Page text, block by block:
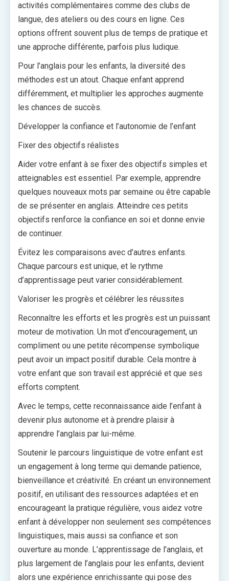
activités complémentaires comme des clubs de
langue, des ateliers ou des cours en ligne. Ces
options offrent souvent plus de temps de pratique et
une approche différente, parfois plus ludique.
Pour l’anglais pour les enfants, la diversité des
méthodes est un atout. Chaque enfant apprend
différemment, et multiplier les approches augmente
les chances de succès.
Développer la confiance et l’autonomie de l’enfant
Fixer des objectifs réalistes
Aider votre enfant à se fixer des objectifs simples et
atteignables est essentiel. Par exemple, apprendre
quelques nouveaux mots par semaine ou être capable
de se présenter en anglais. Atteindre ces petits
objectifs renforce la confiance en soi et donne envie
de continuer.
Évitez les comparaisons avec d’autres enfants.
Chaque parcours est unique, et le rythme
d’apprentissage peut varier considérablement.
Valoriser les progrès et célébrer les réussites
Reconnaître les efforts et les progrès est un puissant
moteur de motivation. Un mot d’encouragement, un
compliment ou une petite récompense symbolique
peut avoir un impact positif durable. Cela montre à
votre enfant que son travail est apprécié et que ses
efforts comptent.
Avec le temps, cette reconnaissance aide l’enfant à
devenir plus autonome et à prendre plaisir à
apprendre l’anglais par lui-même.
Soutenir le parcours linguistique de votre enfant est
un engagement à long terme qui demande patience,
bienveillance et créativité. En créant un environnement
positif, en utilisant des ressources adaptées et en
encourageant la pratique régulière, vous aidez votre
enfant à développer non seulement ses compétences
linguistiques, mais aussi sa confiance et son
ouverture au monde. L’apprentissage de l’anglais, et
plus largement de l’anglais pour les enfants, devient
alors une expérience enrichissante qui pose des